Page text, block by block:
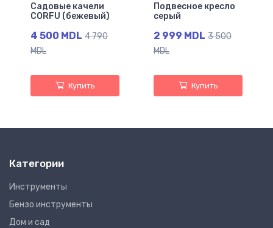
Садовые качели
CORFU (бежевый)
4 500 MDL 4 790
MDL
Купить
Подвесное кресло
серый
2 999 MDL 3 500
MDL
Купить
Категории
Инструменты
Бензо инструменты
Дом и сад